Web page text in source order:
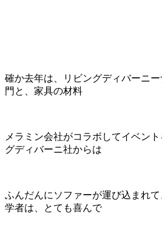
確か去年は、リビングディバーニ
門と、家具の材料
メラミン会社がコラボしてイベン
グディバーニ社からは
ふんだんにソファーが運び込まれ
学者は、とても喜んで